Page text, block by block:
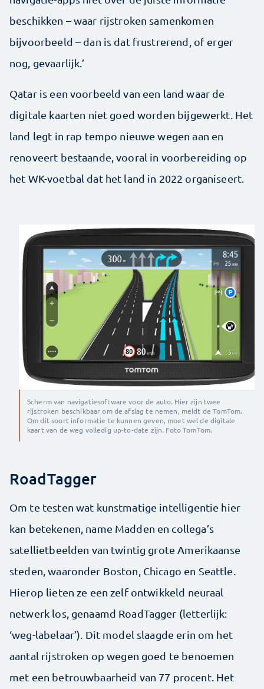
beschikken – waar rijstroken samenkomen
bijvoorbeeld – dan is dat frustrerend, of erger
nog, gevaarlijk.’
Qatar is een voorbeeld van een land waar de
digitale kaarten niet goed worden bijgewerkt. Het
land legt in rap tempo nieuwe wegen aan en
renoveert bestaande, vooral in voorbereiding op
het WK-voetbal dat het land in 2022 organiseert.
Scherm van navigatiesoftware voor de auto. Hier zijn twee
rijstroken beschikbaar om de afslag te nemen, meldt de TomTom.
Om dit soort informatie te kunnen geven, moet wel de digitale
kaart van de weg volledig up-to-date zijn. Foto TomTom.
RoadTagger
Om te testen wat kunstmatige intelligentie hier
kan betekenen, name Madden en collega’s
satellietbeelden van twintig grote Amerikaanse
steden, waaronder Boston, Chicago en Seattle.
Hierop lieten ze een zelf ontwikkeld neuraal
netwerk los, genaamd RoadTagger (letterlijk:
‘weg-labelaar’). Dit model slaagde erin om het
aantal rijstroken op wegen goed te benoemen
met een betrouwbaarheid van 77 procent. Het